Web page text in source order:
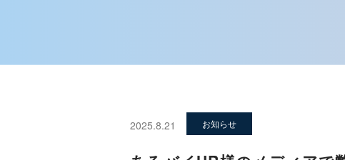
2025.8.21 お知らせ